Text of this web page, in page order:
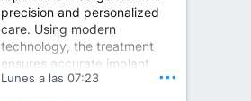
Children Hospital in Secunderabad | Best Pediatrician in Hyderabad | Neonatologist in Medchal
Our pediatrician and
Neonatologist team at...
www.srianaghaclinic.com
precision and personalized
care. Using modern
technology, the treatment
ensures accurate implant
placement, reduced pain,
Lunes a las 07:23 •••